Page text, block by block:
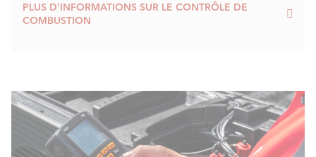
PLUS D’INFORMATIONS SUR LE CONTRÔLE DE
COMBUSTION